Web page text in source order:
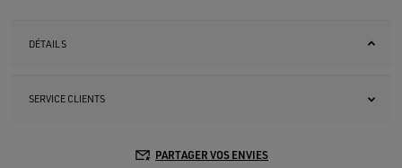
DÉTAILS
SERVICE CLIENTS
PARTAGER VOS ENVIES